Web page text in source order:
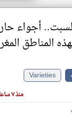
أجواء
المناطق
Varieties
منذ ٧ ساعات